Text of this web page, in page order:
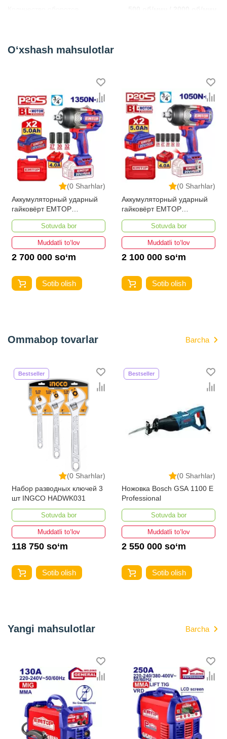
O‘xshash mahsulotlar
(0 Sharhlar)
Аккумуляторный ударный
гайковёрт EMTOP
ECIWL20135
Sotuvda bor
Muddatli to‘lov
2 700 000 so‘m
Sotib olish
(0 Sharhlar)
Аккумуляторный ударный
гайковёрт EMTOP
ECIWL20105
Sotuvda bor
Muddatli to‘lov
2 100 000 so‘m
Sotib olish
Ommabop tovarlar Barcha
(0 Sharhlar)
Bestseller
Набор разводных ключей 3
шт INGCO HADWK031
Sotuvda bor
Muddatli to‘lov
118 750 so‘m
Sotib olish
(0 Sharhlar)
Bestseller
Ножовка Bosch GSA 1100 E
Professional
Sotuvda bor
Muddatli to‘lov
2 550 000 so‘m
Sotib olish
Yangi mahsulotlar Barcha